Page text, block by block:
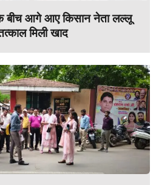
के बीच आगे आए किसान नेता लल्लू
मिली खाद